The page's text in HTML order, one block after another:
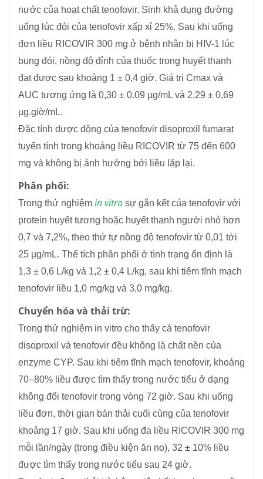
nước của hoạt chất tenofovir. Sinh khả dụng đường
uống lúc đói của tenofovir xấp xỉ 25%. Sau khi uống
đơn liều RICOVIR 300 mg ở bệnh nhân bị HIV-1 lúc
bụng đói, nồng độ đỉnh của thuốc trong huyết thanh
đạt được sau khoảng 1 ± 0,4 giờ. Giá trị Cmax và
AUC tương ứng là 0,30 ± 0.09 µg/mL và 2,29 ± 0,69
µg.giờ/mL.
Đặc tính dược động của tenofovir disoproxil fumarat
tuyến tính trong khoảng liều RICOVIR từ 75 đến 600
mg và không bị ảnh hưởng bởi liều lặp lại.
Phân phối:
Trong thử nghiệm in vitro sự gắn kết của tenofovir với
protein huyết tương hoặc huyết thanh người nhỏ hơn
0,7 và 7,2%, theo thứ tự nồng độ tenofovir từ 0,01 tới
25 µg/mL. Thể tích phân phối ở tình trạng ổn định là
1,3 ± 0,6 L/kg và 1,2 ± 0,4 L/kg, sau khi tiêm tĩnh mạch
tenofovir liều 1,0 mg/kg và 3,0 mg/kg.
Chuyển hóa và thải trừ:
Trong thử nghiệm in vitro cho thấy cả tenofovir
disoproxil và tenofovir đều không là chất nền của
enzyme CYP. Sau khi tiêm tĩnh mạch tenofovir, khoảng
70–80% liều được tìm thấy trong nước tiểu ở dạng
không đổi tenofovir trong vòng 72 giờ. Sau khi uống
liều đơn, thời gian bán thải cuối cùng của tenofovir
khoảng 17 giờ. Sau khi uống đa liều RICOVIR 300 mg
mỗi lần/ngày (trong điều kiện ăn no), 32 ± 10% liều
được tìm thấy trong nước tiểu sau 24 giờ.